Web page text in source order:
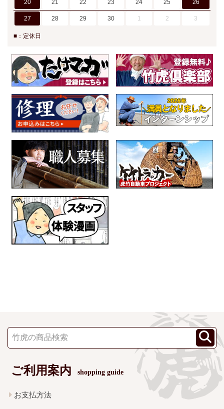
20 21 22 23 24 25 26
27 28 29 30 1 2 3
■：定休日
ご利用案内 shopping guide
お支払方法